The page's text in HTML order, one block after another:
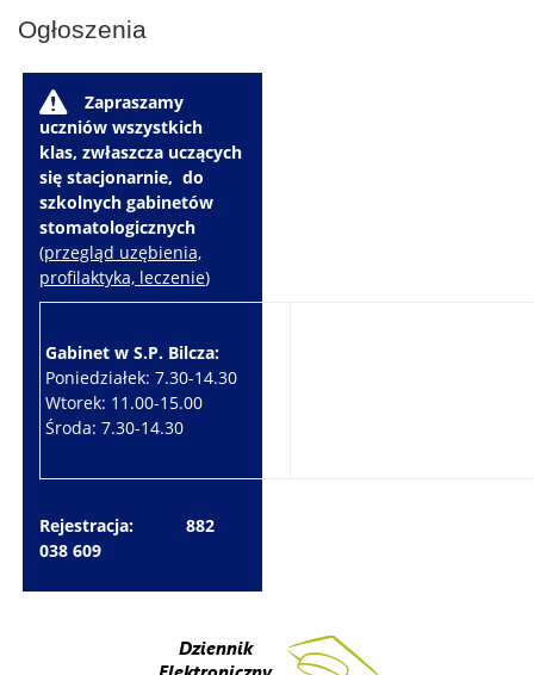
Ogłoszenia
W
Zapraszamy
uczniów wszystkich
klas, zwłaszcza uczących
się stacjonarnie, do
szkolnych gabinetów
stomatologicznych
(przegląd uzębienia,
profilaktyka, leczenie)
Gabinet w S.P. Bilcza:
Poniedziałek: 7.30-14.30
Wtorek: 11.00-15.00
Środa: 7.30-14.30
Rejestracja: 882
038 609